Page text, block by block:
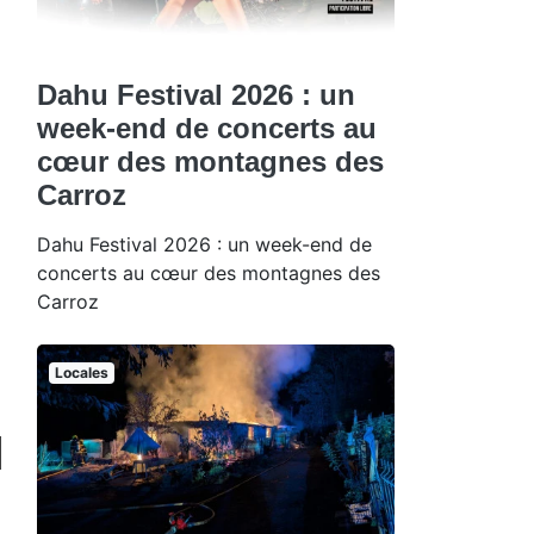
Dahu Festival 2026 : un
week-end de concerts au
cœur des montagnes des
Carroz
Dahu Festival 2026 : un week-end de
concerts au cœur des montagnes des
Carroz
Locales